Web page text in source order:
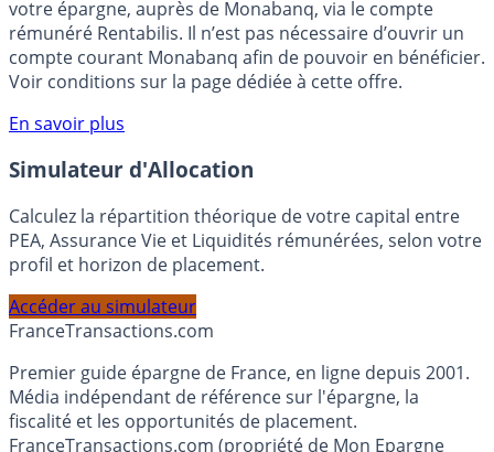
Bénéficiez de cette offre de placement sans risque pour
votre épargne, auprès de Monabanq, via le compte
rémunéré Rentabilis. Il n’est pas nécessaire d’ouvrir un
compte courant Monabanq afin de pouvoir en bénéficier.
Voir conditions sur la page dédiée à cette offre.
En savoir plus
Simulateur d'Allocation
Calculez la répartition théorique de votre capital entre
PEA, Assurance Vie et Liquidités rémunérées, selon votre
profil et horizon de placement.
Accéder au simulateur
FranceTransactions.com
Premier guide épargne de France, en ligne depuis 2001.
Média indépendant de référence sur l'épargne, la